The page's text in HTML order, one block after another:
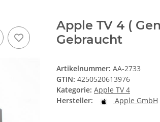
Apple TV 4 (
Gebraucht
Artikelnummer: AA-2733
GTIN: 4250520613976
Kategorie: Apple TV 4
Hersteller:
Apple GmbH